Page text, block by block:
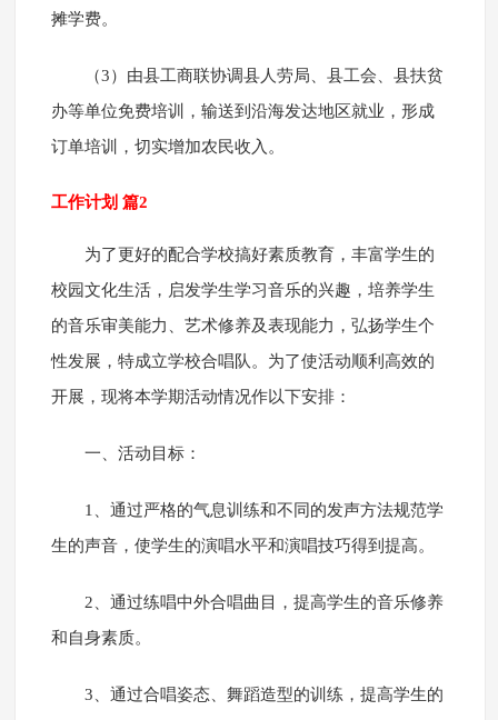
摊学费。
（3）由县工商联协调县人劳局、县工会、县扶贫
办等单位免费培训，输送到沿海发达地区就业，形成
订单培训，切实增加农民收入。
工作计划 篇2
为了更好的配合学校搞好素质教育，丰富学生的
校园文化生活，启发学生学习音乐的兴趣，培养学生
的音乐审美能力、艺术修养及表现能力，弘扬学生个
性发展，特成立学校合唱队。为了使活动顺利高效的
开展，现将本学期活动情况作以下安排：
一、活动目标：
1、通过严格的气息训练和不同的发声方法规范学
生的声音，使学生的演唱水平和演唱技巧得到提高。
2、通过练唱中外合唱曲目，提高学生的音乐修养
和自身素质。
3、通过合唱姿态、舞蹈造型的训练，提高学生的